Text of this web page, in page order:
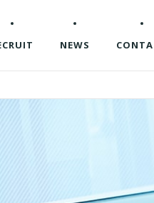
NEWS